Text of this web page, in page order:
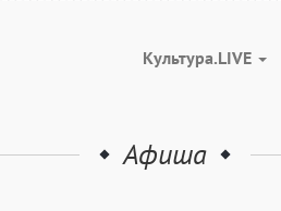
Культура.LIVE
Афиша